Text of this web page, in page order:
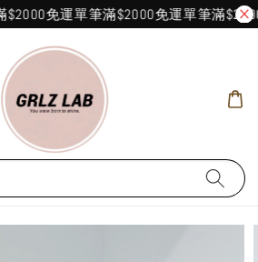
免運單筆滿$2000免運單筆滿$2000